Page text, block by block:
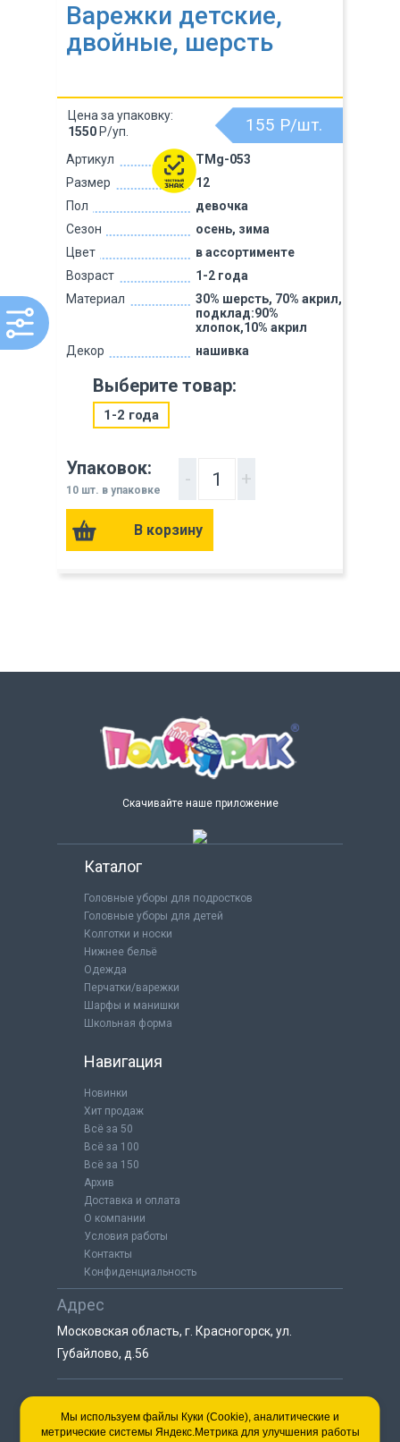
Варежки детские,
двойные, шерсть
Артикул
TMg-053
Размер
12
Пол
девочка
Сезон
осень, зима
Цвет
в ассортименте
Возраст
1-2 года
Материал
30% шерсть, 70% акрил,
подклад:90%
хлопок,10% акрил
Декор
нашивка
155 Р/шт.
Цена за упаковку:
1550 Р/уп.
Выберите товар:
1-2 года
Упаковок:
10 шт. в упаковке
- +
Скачивайте наше приложение
Каталог
Головные уборы для подростков
Головные уборы для детей
Колготки и носки
Нижнее бельё
Одежда
Перчатки/варежки
Шарфы и манишки
Школьная форма
Навигация
Новинки
Хит продаж
Всё за 50
Всё за 100
Всё за 150
Архив
Доставка и оплата
О компании
Условия работы
Контакты
Конфиденциальность
Адрес
Московская область, г. Красногорск, ул.
Губайлово, д.56
8 (925) 064-55-25
пн-сб с 9:00 до 18:00
Мы используем файлы Куки (Cookie), аналитические и
метрические системы Яндекс.Метрика для улучшения работы